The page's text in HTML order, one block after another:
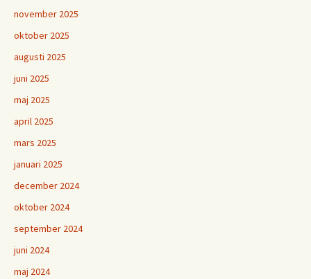
november 2025
oktober 2025
augusti 2025
juni 2025
maj 2025
april 2025
mars 2025
januari 2025
december 2024
oktober 2024
september 2024
juni 2024
maj 2024